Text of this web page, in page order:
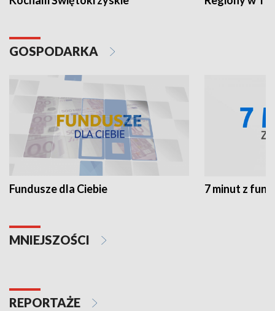
GOSPODARKA
Fundusze dla Ciebie 7 minut z
MNIEJSZOŚCI
REPORTAŻE